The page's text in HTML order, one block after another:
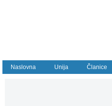
Naslovna Unija Članice